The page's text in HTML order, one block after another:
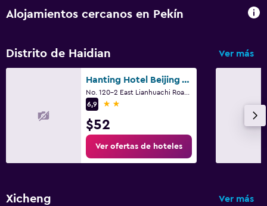
Alojamientos cercanos en Pekín
Distrito de Haidian Ver más
Hanting Hotel Beijing West Railway Station North Square
6,9
2 estrellas
$52
Ver ofertas de hoteles
Xicheng Ver más